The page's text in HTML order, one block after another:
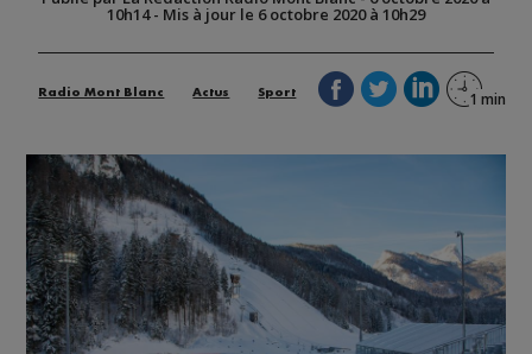
10h14- Mis à jour le 6 octobre 2020 à 10h29
Radio Mont Blanc Actus Sport